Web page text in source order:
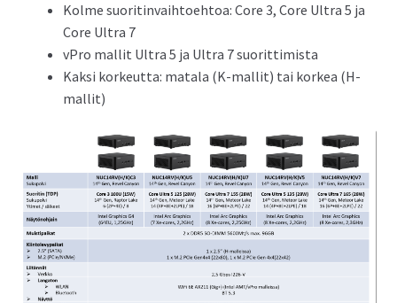
Kolme suoritinvaihtoehtoa: Core 3, Core Ultra 5 ja
Core Ultra 7
vPro mallit Ultra 5 ja Ultra 7 suorittimista
Kaksi korkeutta: matala (K-mallit) tai korkea (H-
mallit)